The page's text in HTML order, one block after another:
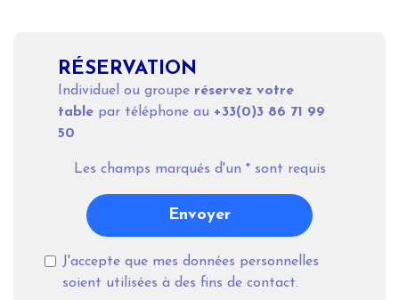
RÉSERVATION
Individuel ou groupe réservez votre
table par téléphone au +33(0)3 86 71 99
50
J'accepte que mes données personnelles
soient utilisées à des fins de contact.
Les champs marqués d'un *sont requis
Envoyer